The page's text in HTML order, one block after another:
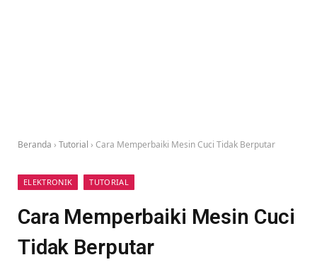
Beranda › Tutorial › Cara Memperbaiki Mesin Cuci Tidak Berputar
ELEKTRONIK TUTORIAL
Cara Memperbaiki Mesin Cuci
Tidak Berputar